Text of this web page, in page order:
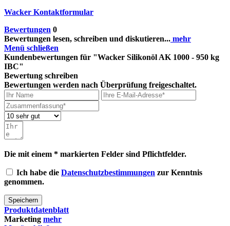
Wacker Kontaktformular
Bewertungen 0
Bewertungen lesen, schreiben und diskutieren... mehr
Menü schließen
Kundenbewertungen für "Wacker Silikonöl AK 1000 - 950 kg
IBC"
Bewertung schreiben
Bewertungen werden nach Überprüfung freigeschaltet.
Die mit einem * markierten Felder sind Pflichtfelder.
Ich habe die Datenschutzbestimmungen zur Kenntnis
genommen.
Speichern
Produktdatenblatt
Marketing mehr